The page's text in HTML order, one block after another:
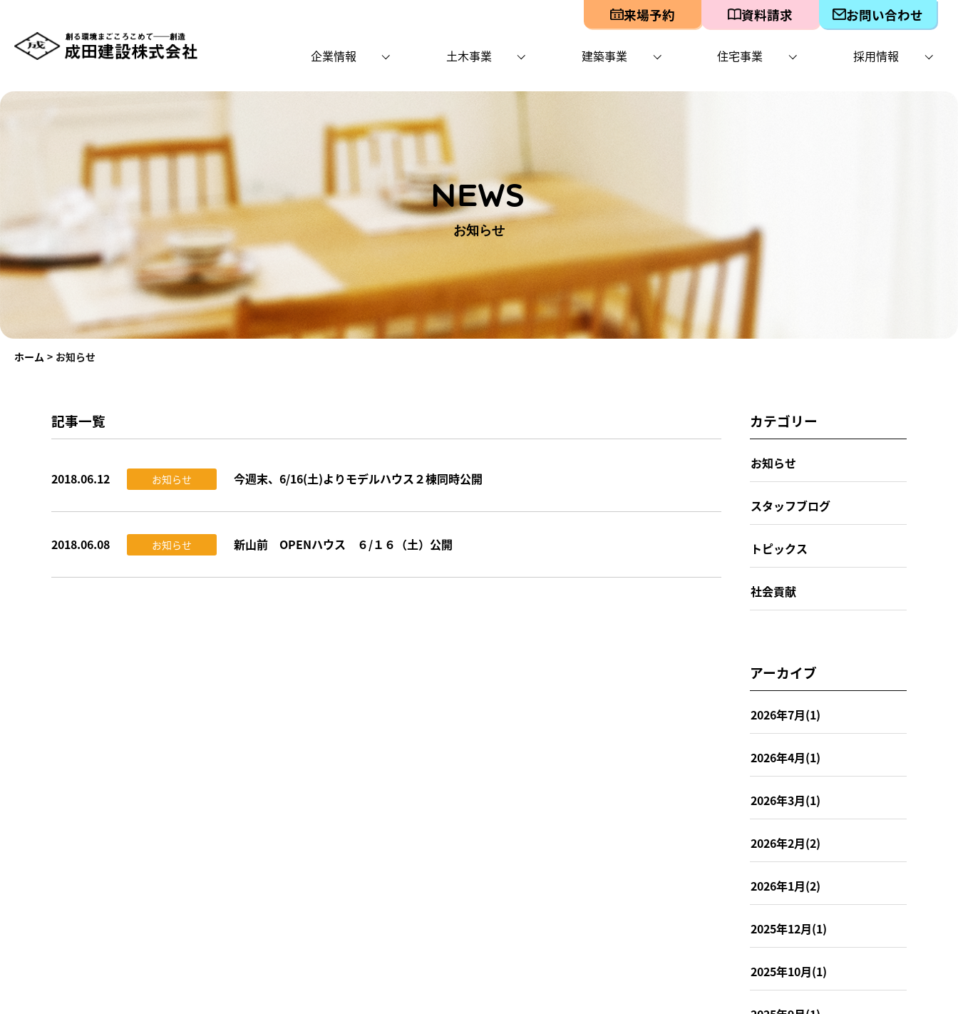
来場予約 資料請求 お問い合わせ
企業情報 土木事業 建築事業 住宅事業 採用情報
NEWS
お知らせ
ホーム > お知らせ
記事一覧
2018.06.12 お知らせ 今週末、6/16(土)よりモデルハウス２棟同時公開
2018.06.08 お知らせ 新山前 OPENハウス ６/１６（土）公開
カテゴリー
お知らせ
スタッフブログ
トピックス
社会貢献
アーカイブ
2026年7月(1)
2026年4月(1)
2026年3月(1)
2026年2月(2)
2026年1月(2)
2025年12月(1)
2025年10月(1)